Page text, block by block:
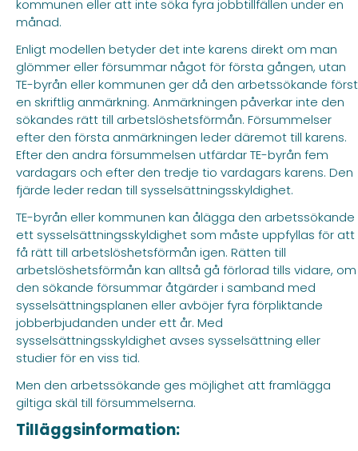
kommunen eller att inte söka fyra jobbtillfällen under en
månad.
Enligt modellen betyder det inte karens direkt om man
glömmer eller försummar något för första gången, utan
TE-byrån eller kommunen ger då den arbetssökande först
en skriftlig anmärkning. Anmärkningen påverkar inte den
sökandes rätt till arbetslöshetsförmån. Försummelser
efter den första anmärkningen leder däremot till karens.
Efter den andra försummelsen utfärdar TE-byrån fem
vardagars och efter den tredje tio vardagars karens. Den
fjärde leder redan till sysselsättningsskyldighet.
TE-byrån eller kommunen kan ålägga den arbetssökande
ett sysselsättningsskyldighet som måste uppfyllas för att
få rätt till arbetslöshetsförmån igen. Rätten till
arbetslöshetsförmån kan alltså gå förlorad tills vidare, om
den sökande försummar åtgärder i samband med
sysselsättningsplanen eller avböjer fyra förpliktande
jobberbjudanden under ett år. Med
sysselsättningsskyldighet avses sysselsättning eller
studier för en viss tid.
Men den arbetssökande ges möjlighet att framlägga
giltiga skäl till försummelserna.
Tilläggsinformation: